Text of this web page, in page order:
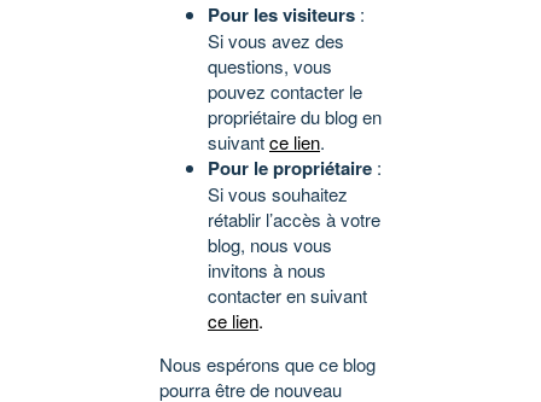
Pour les visiteurs :
Si vous avez des
questions, vous
pouvez contacter le
propriétaire du blog en
suivantce lien.
Pour le propriétaire :
Si vous souhaitez
rétablir l’accès à votre
blog, nous vous
invitons à nous
contacter en suivant
ce lien.
Nous espérons que ce blog
pourra être de nouveau